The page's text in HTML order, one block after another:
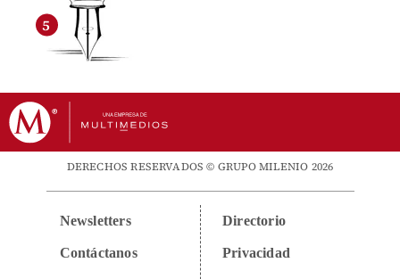
DERECHOS RESERVADOS © GRUPO MILENIO 2026
Newsletters
Contáctanos
Directorio
Privacidad